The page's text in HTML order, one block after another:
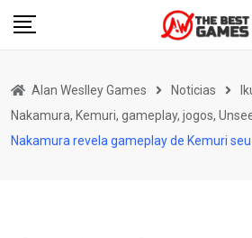
Skip
Alan Weslley Games Noticias
Nakamura, Kemuri, gameplay, jogos,
Nakamura revela gameplay de Kemuri